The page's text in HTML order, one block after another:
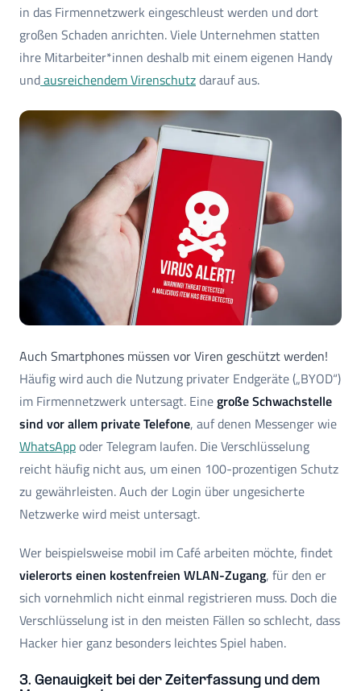
in das Firmennetzwerk eingeschleust werden und dort
großen Schaden anrichten. Viele Unternehmen statten
ihre Mitarbeiter*innen deshalb mit einem eigenen Handy
undausreichendem Virenschutzdarauf aus.
Auch Smartphones müssen vor Viren geschützt werden!
Häufig wird auch die Nutzung privater Endgeräte („BYOD“)
im Firmennetzwerk untersagt. Einegroße Schwachstelle
sind vor allem private Telefone, auf denen Messenger wie
WhatsAppoder Telegram laufen. Die Verschlüsselung
reicht häufig nicht aus, um einen 100-prozentigen Schutz
zu gewährleisten. Auch der Login über ungesicherte
Netzwerke wird meist untersagt.
Wer beispielsweise mobil im Café arbeiten möchte, findet
vielerorts einen kostenfreien WLAN-Zugang, für den er
sich vornehmlich nicht einmal registrieren muss. Doch die
Verschlüsselung ist in den meisten Fällen so schlecht, dass
Hacker hier ganz besonders leichtes Spiel haben.
3. Genauigkeit bei der Zeiterfassung und dem